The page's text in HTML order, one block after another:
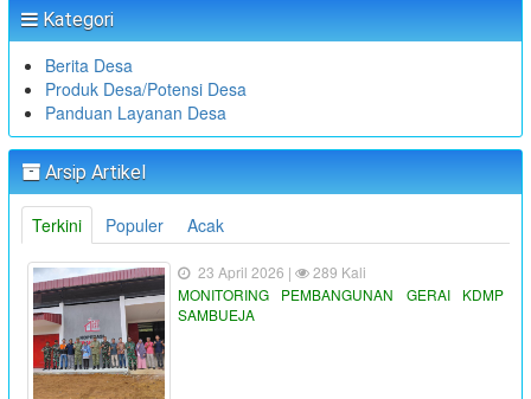
Kategori
Berita Desa
Produk Desa/Potensi Desa
Panduan Layanan Desa
Arsip Artikel
Terkini Populer Acak
23 April 2026 |
289 Kali
MONITORING PEMBANGUNAN GERAI KDMP
SAMBUEJA